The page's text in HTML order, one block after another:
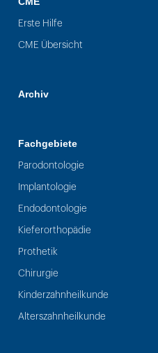
Erste Hilfe
CME Übersicht
Archiv
Fachgebiete
Parodontologie
Implantologie
Endodontologie
Kieferorthopädie
Prothetik
Chirurgie
Kinderzahnheilkunde
Alterszahnheilkunde